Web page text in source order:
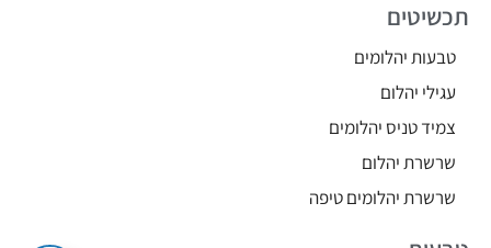
תכשיטים
טבעות יהלומים
עגילי יהלום
צמיד טניס יהלומים
שרשרת יהלום
שרשרת יהלומים טיפה